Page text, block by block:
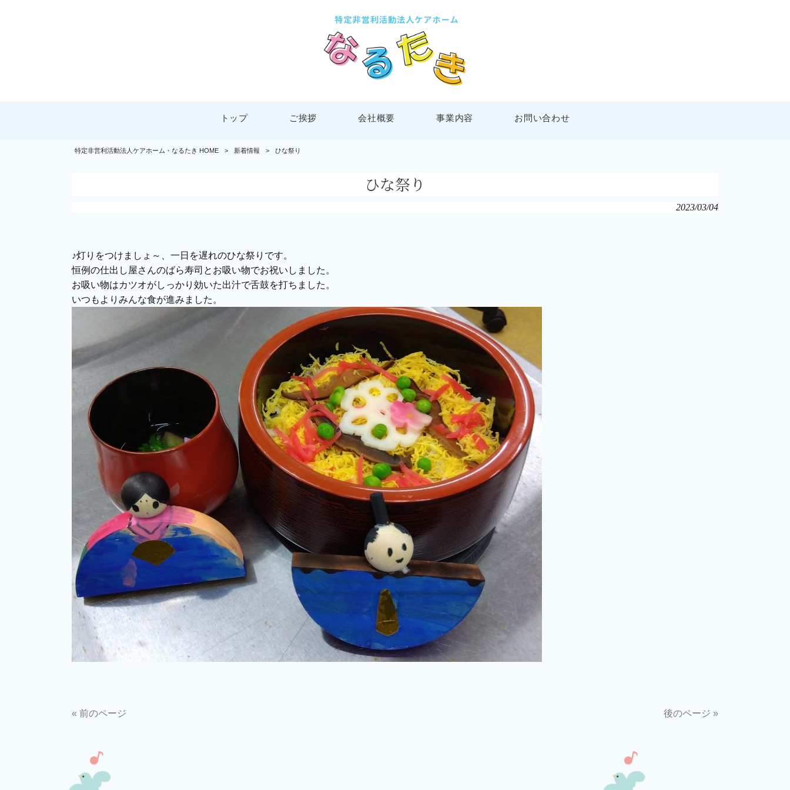
トップ ご挨拶 会社概要 事業内容 お問い合わせ
特定非営利活動法人ケアホーム・なるたき HOME > 新着情報 > ひな祭り
ひな祭り
2023/03/04
♪灯りをつけましょ～、一日を遅れのひな祭りです。
恒例の仕出し屋さんのばら寿司とお吸い物でお祝いしました。
お吸い物はカツオがしっかり効いた出汁で舌鼓を打ちました。
いつもよりみんな食が進みました。
« 前のページ 後のページ »